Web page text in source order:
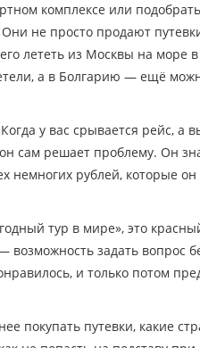
комплексе или
Они не просто продают
лететь из Москвы на море
а в Болгарию — ещё
у вас срывается рейс, а
сам решает проблему. Он
немногих рублей, которые он
тур в мире», это
задать вопрос
и только потом
покупать путевки, какие